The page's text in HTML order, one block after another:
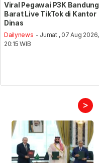
Viral Pegawai P3K Bandung
Barat Live TikTok di Kantor
Dinas
Dailynews - Jumat , 07 Aug 2026,
20:15 WIB
>